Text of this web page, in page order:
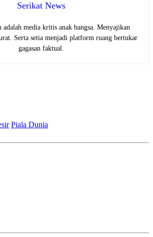
Serikat News
adalah media kritis anak bangsa. Menyajikan
Serta setia menjadi platform ruang bertukar
gagasan faktual.
Piala Dunia